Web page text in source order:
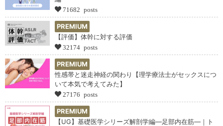
71682 posts
PREMIUM
【評価】体幹に対する評価
32174 posts
PREMIUM
性感帯と迷走神経の関わり【理学療法士がセックスにつ
いて本気で考えてみた】
27176 posts
PREMIUM
【UG】基礎医学シリーズ解剖学編―足部内在筋―｜ト